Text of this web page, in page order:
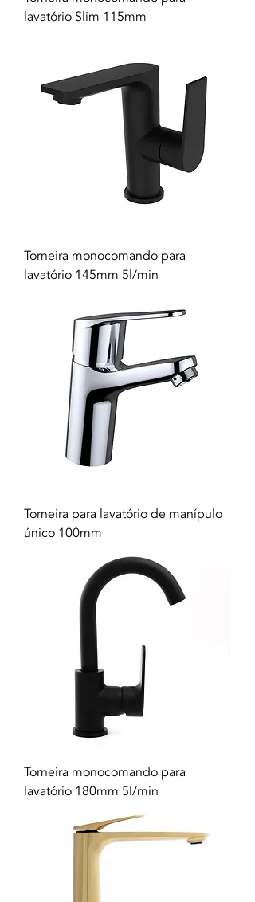
lavatório Slim 115mm
Torneira monocomando para
lavatório 145mm 5l/min
Torneira para lavatório de manípulo
único 100mm
Torneira monocomando para
lavatório 180mm 5l/min